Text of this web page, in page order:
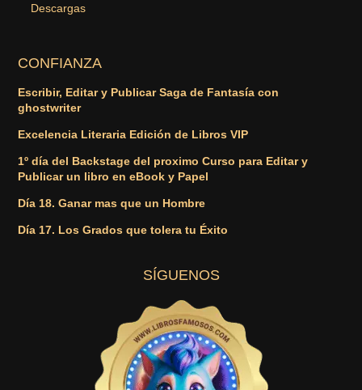
Descargas
CONFIANZA
Escribir, Editar y Publicar Saga de Fantasía con
ghostwriter
Excelencia Literaria Edición de Libros VIP
1º día del Backstage del proximo Curso para Editar y
Publicar un libro en eBook y Papel
Día 18. Ganar mas que un Hombre
Día 17. Los Grados que tolera tu Éxito
SÍGUENOS